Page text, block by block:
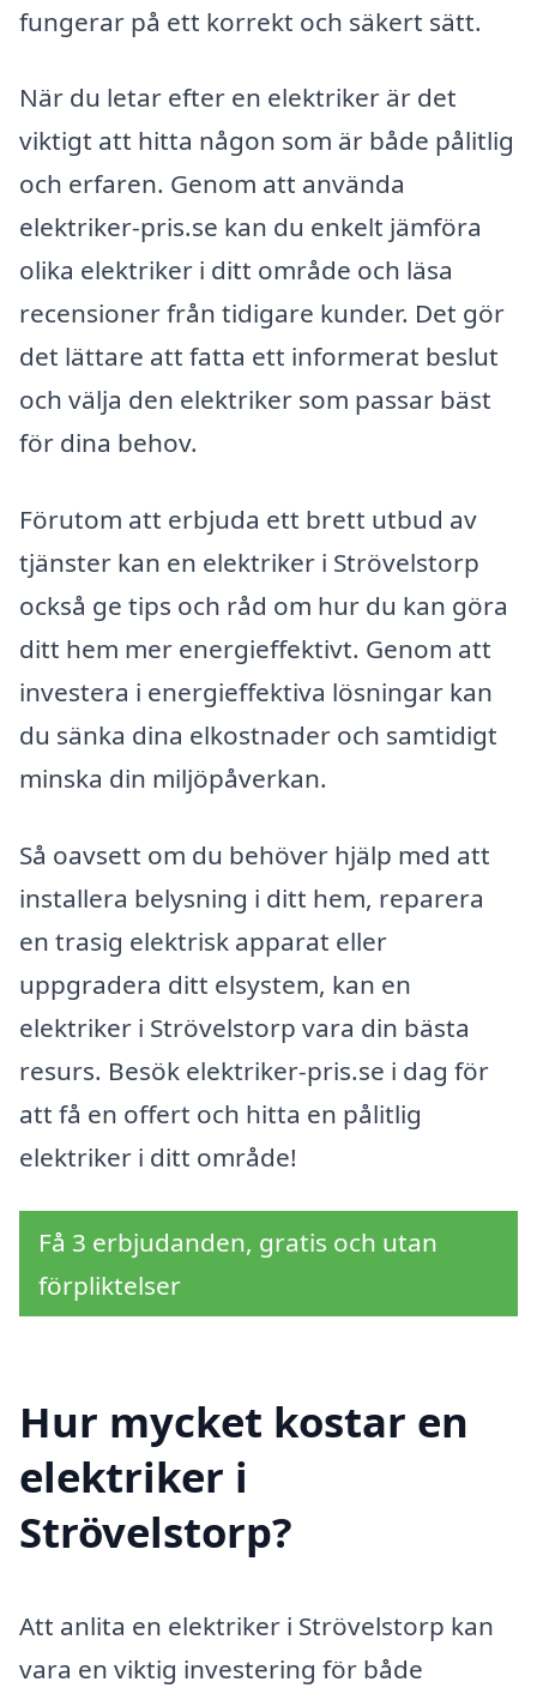
fungerar på ett korrekt och säkert sätt.
När du letar efter en elektriker är det
viktigt att hitta någon som är både pålitlig
och erfaren. Genom att använda
elektriker-pris.se kan du enkelt jämföra
olika elektriker i ditt område och läsa
recensioner från tidigare kunder. Det gör
det lättare att fatta ett informerat beslut
och välja den elektriker som passar bäst
för dina behov.
Förutom att erbjuda ett brett utbud av
tjänster kan en elektriker i Strövelstorp
också ge tips och råd om hur du kan göra
ditt hem mer energieffektivt. Genom att
investera i energieffektiva lösningar kan
du sänka dina elkostnader och samtidigt
minska din miljöpåverkan.
Så oavsett om du behöver hjälp med att
installera belysning i ditt hem, reparera
en trasig elektrisk apparat eller
uppgradera ditt elsystem, kan en
elektriker i Strövelstorp vara din bästa
resurs. Besök elektriker-pris.se i dag för
att få en offert och hitta en pålitlig
elektriker i ditt område!
Få 3 erbjudanden, gratis och utan
förpliktelser
Hur mycket kostar en
elektriker i
Strövelstorp?
Att anlita en elektriker i Strövelstorp kan
vara en viktig investering för både